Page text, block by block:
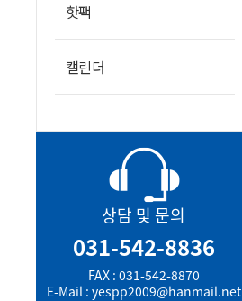
핫팩
캘린더
상담 및 문의
031-542-8836
FAX : 031-542-8870
E-Mail : yespp2009@hanmail.net